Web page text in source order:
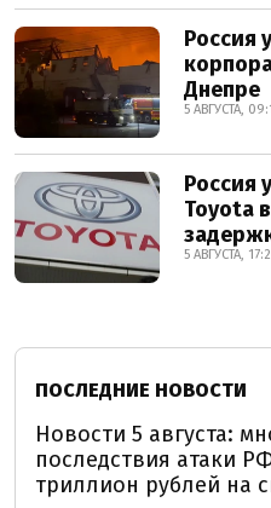
Россия
Днепре
5 АВГУСТА,
Россия
Toyota
5 АВГУСТА,
ПОСЛЕДНИЕ НОВОСТИ
Новости 5 августа:
последствия атаки
триллион рублей на